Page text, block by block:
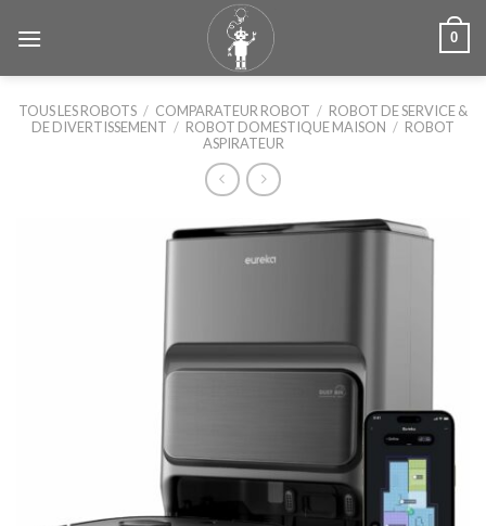
0
TOUS LES ROBOTS / COMPARATEUR ROBOT / ROBOT DE SERVICE &
DE DIVERTISSEMENT / ROBOT DOMESTIQUE MAISON / ROBOT
ASPIRATEUR